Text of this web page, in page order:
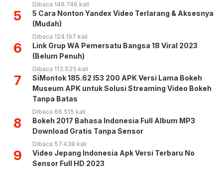
Dibaca 146.746 kali
5
5 Cara Nonton Yandex Video Terlarang & Aksesnya
(Mudah)
Dibaca 124.197 kali
6
Link Grup WA Pemersatu Bangsa 18 Viral 2023
(Belum Penuh)
Dibaca 113.525 kali
7
SiMontok 185.62 l53 200 APK Versi Lama Bokeh
Museum APK untuk Solusi Streaming Video Bokeh
Tanpa Batas
Dibaca 66.515 kali
8
Bokeh 2017 Bahasa Indonesia Full Album MP3
Download Gratis Tanpa Sensor
Dibaca 57.438 kali
9
Video Jepang Indonesia Apk Versi Terbaru No
Sensor Full HD 2023